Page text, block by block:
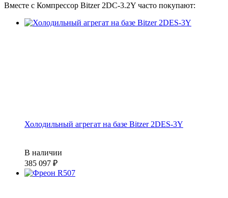
Вместе с Компрессор Bitzer 2DC-3.2Y часто покупают:
Холодильный агрегат на базе Bitzer 2DES-3Y
В наличии
385 097 ₽